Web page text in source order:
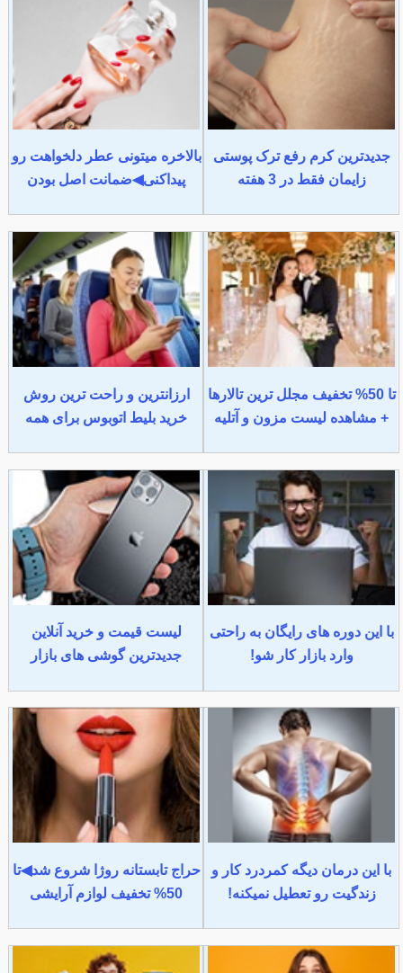
جدیدترین کرم رفع ترک پوستی
زایمان فقط در 3 هفته
بالاخره میتونی عطر دلخواهت رو
پیداکنی◀ضمانت اصل بودن
تا 50% تخفیف مجلل ترین تالارها
+ مشاهده لیست مزون و آتلیه
ارزانترین و راحت ترین روش
خرید بلیط اتوبوس برای همه
با این دوره های رایگان به راحتی
وارد بازار کار شو!
لیست قیمت و خرید آنلاین
جدیدترین گوشی های بازار
با این درمان دیگه کمردرد کار و
زندگیت رو تعطیل نمیکنه!
حراج تابستانه روژا شروع شد◀تا
50% تخفیف لوازم آرایشی